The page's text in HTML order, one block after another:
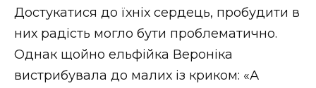
Достукатися до їхніх сердець, пробудити в
них радість могло бути проблематично.
Однак щойно ельфійка Вероніка
вистрибувала до малих із криком: «А